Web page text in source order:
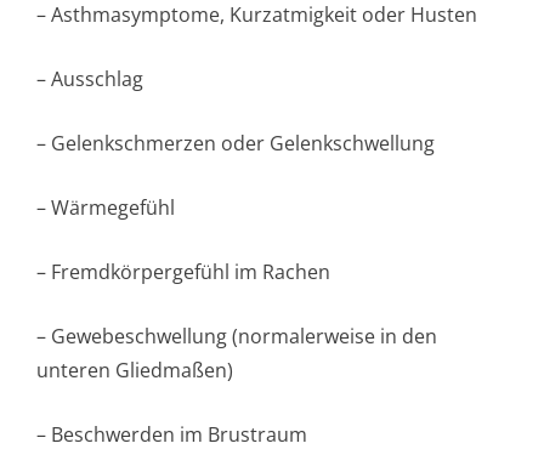
– Asthmasymptome, Kurzatmigkeit oder Husten
– Ausschlag
– Gelenkschmerzen oder Gelenkschwellung
– Wärmegefühl
– Fremdkörpergefühl im Rachen
– Gewebeschwellung (normalerweise in den
unteren Gliedmaßen)
– Beschwerden im Brustraum